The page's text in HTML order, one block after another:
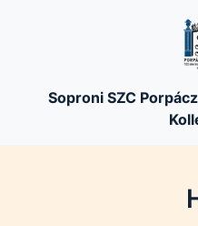
Soproni SZC